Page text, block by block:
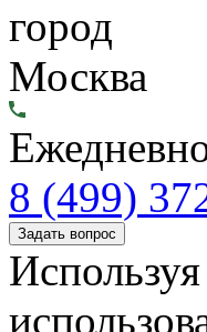
город
Москва
8 (499)
Задать вопрос